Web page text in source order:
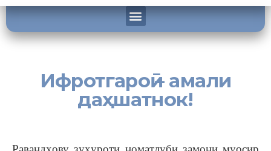
Ифротгароӣ – амали
даҳшатнок!